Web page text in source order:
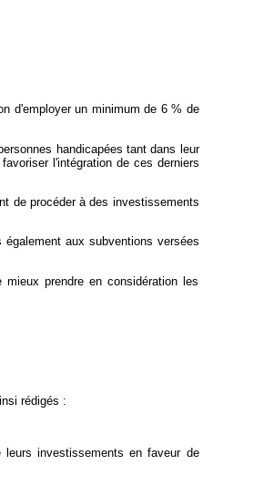
d'employer un minimum de 6 % de
handicapées tant dans leur
l'intégration de ces derniers
de procéder à des investissements
aux subventions versées
prendre en considération les
rédigés :
investissements en faveur de